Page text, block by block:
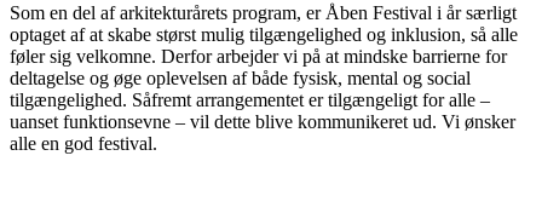
Som en del af arkitekturårets program, er Åben Festival i år særligt
optaget af at skabe størst mulig tilgængelighed og inklusion, så alle
føler sig velkomne. Derfor arbejder vi på at mindske barrierne for
deltagelse og øge oplevelsen af både fysisk, mental og social
tilgængelighed. Såfremt arrangementet er tilgængeligt for alle –
uanset funktionsevne – vil dette blive kommunikeret ud. Vi ønsker
alle en god festival.